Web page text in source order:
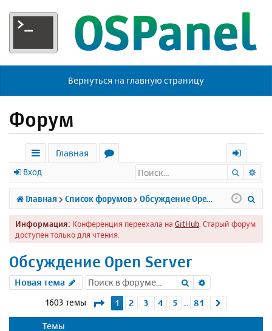
Вернуться на главную страницу
Форум
с
ы
л
к
Главная
р
у
м
х
о
д
Вход Поиск
Главная Список форумов
Информация: Конференция переехала на GitHub . Старый форум
доступен только для чтения.
Обсуждение Open Server
Новая тема Поиск
1603 темы Страница1 из 81
1 2 3 4 5 81
Темы